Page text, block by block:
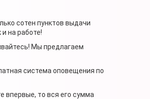
сотен пунктов выдачи
на работе!
Мы предлагаем
система оповещения по
впервые, то вся его сумма